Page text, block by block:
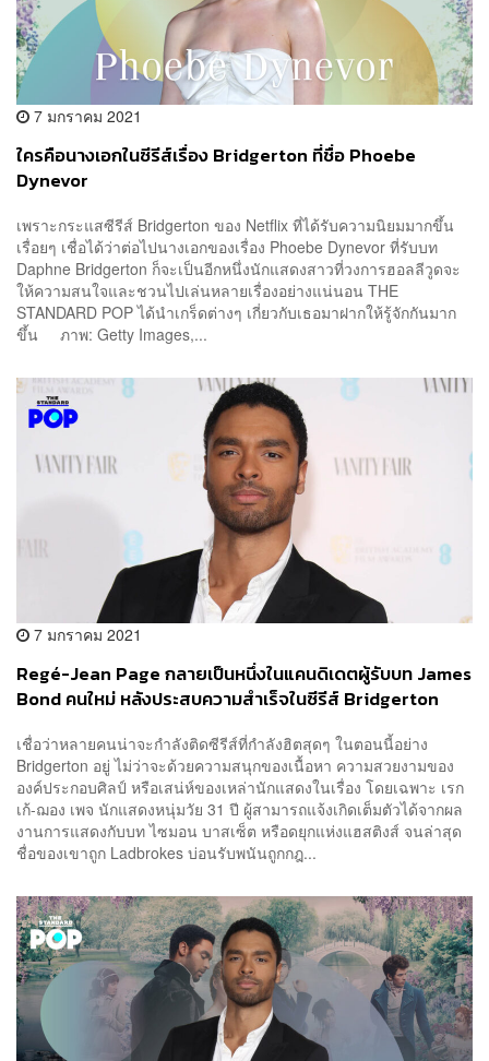
7 มกราคม 2021
ใครคือนางเอกในซีรีส์เรื่อง Bridgerton ที่ชื่อ Phoebe
Dynevor
เพราะกระแสซีรีส์ Bridgerton ของ Netflix ที่ได้รับความนิยมมากขึ้น
เรื่อยๆ เชื่อได้ว่าต่อไปนางเอกของเรื่อง Phoebe Dynevor ที่รับบท
Daphne Bridgerton ก็จะเป็นอีกหนึ่งนักแสดงสาวที่วงการฮอลลีวูดจะ
ให้ความสนใจและชวนไปเล่นหลายเรื่องอย่างแน่นอน THE
STANDARD POP ได้นำเกร็ดต่างๆ เกี่ยวกับเธอมาฝากให้รู้จักกันมาก
ขึ้น ภาพ: Getty Images,...
7 มกราคม 2021
Regé-Jean Page กลายเป็นหนึ่งในแคนดิเดตผู้รับบท James
Bond คนใหม่ หลังประสบความสำเร็จในซีรีส์ Bridgerton
เชื่อว่าหลายคนน่าจะกำลังติดซีรีส์ที่กำลังฮิตสุดๆ ในตอนนี้อย่าง
Bridgerton อยู่ ไม่ว่าจะด้วยความสนุกของเนื้อหา ความสวยงามของ
องค์ประกอบศิลป์ หรือเสน่ห์ของเหล่านักแสดงในเรื่อง โดยเฉพาะ เรก
เก้-ฌอง เพจ นักแสดงหนุ่มวัย 31 ปี ผู้สามารถแจ้งเกิดเต็มตัวได้จากผล
งานการแสดงกับบท ไซมอน บาสเซ็ต หรือดยุกแห่งแฮสติงส์ จนล่าสุด
ชื่อของเขาถูก Ladbrokes บ่อนรับพนันถูกกฎ...